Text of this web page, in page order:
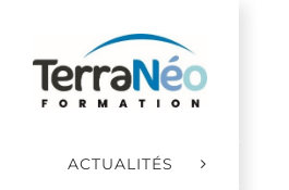
contenu
ACTUALITÉS